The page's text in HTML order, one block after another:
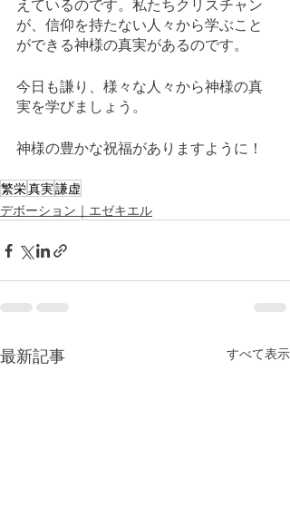
えているのです。私たちクリスチャン
が、信仰を持たない人々から学ぶこと
ができる神様の真実があるのです。
今日も謙り、様々な人々から神様の真
実を学びましょう。
神様の豊かな祝福がありますように！
繁栄真実謙虚
デボーション｜エゼキエル
最新記事 すべて表示